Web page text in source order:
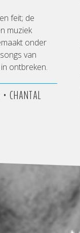
feit; de
muziek
onder
van
ontbreken.
• CHANTAL